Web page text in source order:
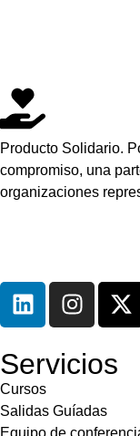
Producto Solidario.
compromiso, una
organizaciones
Servicios
Cursos
Salidas Guíadas
Equipo de